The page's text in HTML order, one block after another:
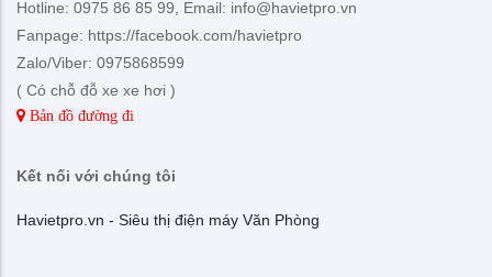
Hotline: 0975 86 85 99, Email: info@havietpro.vn
Fanpage: https://facebook.com/havietpro
Zalo/Viber: 0975868599
( Có chỗ đỗ xe xe hơi )
Bản đồ đường đi
Kết nối với chúng tôi
Havietpro.vn - Siêu thị điện máy Văn Phòng